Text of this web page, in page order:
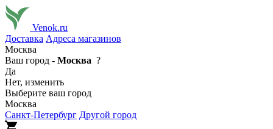
Venok.ru
Доставка Адреса магазинов
Москва
Ваш город - Москва ?
Да
Нет, изменить
Выберите ваш город
Москва
Санкт-Петербург Другой город